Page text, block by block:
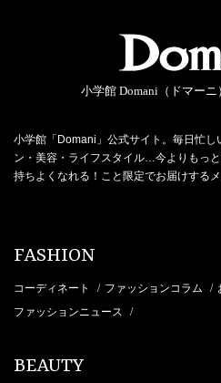
小学館 Domani（ドマーニ
小学館「Domani」公式サイト。毎日忙し
ン・美容・ライフスタイル…今よりもっ
持ちよくなれる！こと限定でお届けするメ
FASHION
コーディネート / ファッションコラム /
ファッションニュース /
BEAUTY